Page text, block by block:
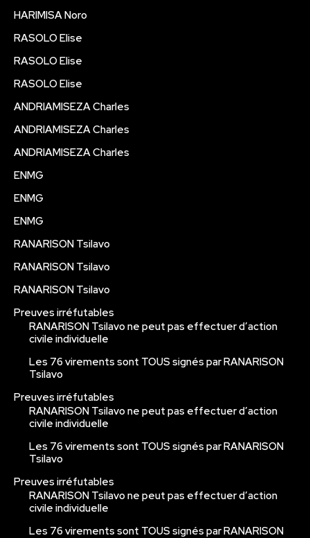
HARIMISA Noro
RASOLO Elise
RASOLO Elise
RASOLO Elise
ANDRIAMISEZA Charles
ANDRIAMISEZA Charles
ANDRIAMISEZA Charles
ENMG
ENMG
ENMG
RANARISON Tsilavo
RANARISON Tsilavo
RANARISON Tsilavo
Preuves irréfutables
RANARISON Tsilavo ne peut pas effectuer d’action
civile individuelle
Les 76 virements sont TOUS signés par RANARISON
Tsilavo
Preuves irréfutables
RANARISON Tsilavo ne peut pas effectuer d’action
civile individuelle
Les 76 virements sont TOUS signés par RANARISON
Tsilavo
Preuves irréfutables
RANARISON Tsilavo ne peut pas effectuer d’action
civile individuelle
Les 76 virements sont TOUS signés par RANARISON